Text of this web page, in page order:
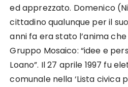
ed apprezzato. Domenico
cittadino qualunque per il
anni fa era stato l’anima
Gruppo Mosaico: “idee e
Loano”. Il 27 aprile 1997 fu
comunale nella ‘Lista civica